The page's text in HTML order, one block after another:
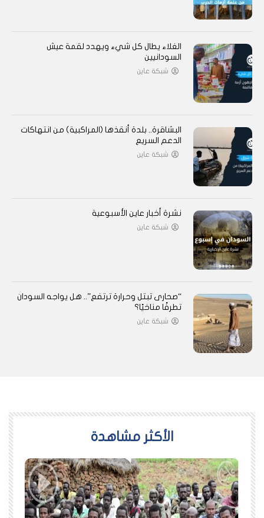
الغلاء يطال كل شيء ويهدد لقمة عيش
السودانيين
شبكة عاين
البشاقرة.. بلدة أنقذها (المراكبية) من انتهاكات
الدعم السريع
شبكة عاين
نشرة أخبار عاين الأسبوعية
شبكة عاين
“صحارى تبتل وحرارة ترتفع”.. هل يواجه السودان
تطرفًا مناخيًا؟
شبكة عاين
اﻷكثر مشاهدة